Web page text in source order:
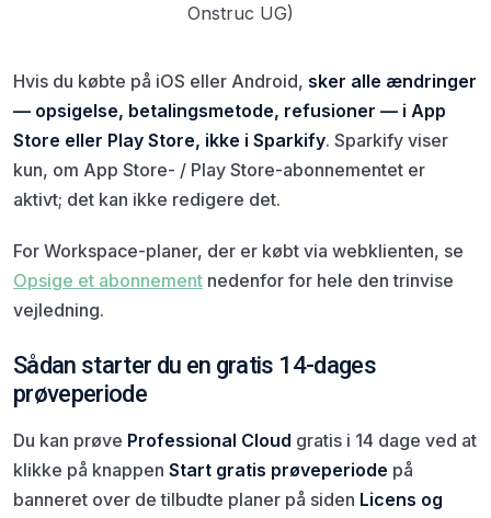
Onstruc UG)
Hvis du købte på iOS eller Android, sker alle ændringer
— opsigelse, betalingsmetode, refusioner — i App
Store eller Play Store, ikke i Sparkify. Sparkify viser
kun, om App Store- / Play Store-abonnementet er
aktivt; det kan ikke redigere det.
For Workspace-planer, der er købt via webklienten, se
Opsige et abonnement nedenfor for hele den trinvise
vejledning.
Sådan starter du en gratis 14-dages
prøveperiode
Du kan prøve Professional Cloud gratis i 14 dage ved at
klikke på knappen Start gratis prøveperiode på
banneret over de tilbudte planer på siden Licens og